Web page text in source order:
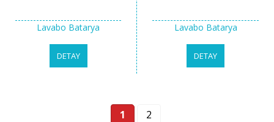
Lavabo Batarya
DETAY
Lavabo Batarya
DETAY
1 2